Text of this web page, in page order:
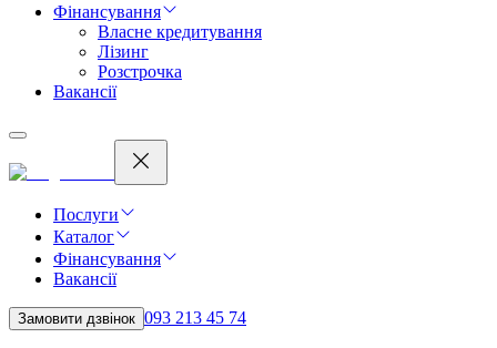
Фінансування
Власне кредитування
Лізинг
Розстрочка
Вакансії
Послуги
Каталог
Фінансування
Вакансії
Замовити дзвінок 093 213 45 74